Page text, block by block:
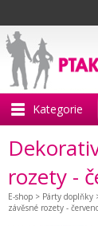
Kategorie
rozety -
E-shop > Párty doplňky
závěsné rozety -